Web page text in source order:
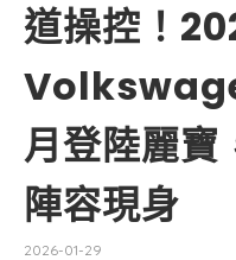
道操控！
月登陸麗寶
陣容現身
2026-01-29